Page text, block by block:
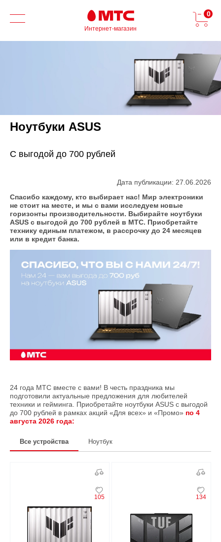
Интернет-магазин
0
Ноутбуки ASUS
С выгодой до 700 рублей
Дата публикации: 27.06.2026
Спасибо каждому, кто выбирает нас! Мир электроники
не стоит на месте, и мы с вами исследуем новые
горизонты производительности. Выбирайте ноутбуки
ASUS с выгодой до 700 рублей в МТС. Приобретайте
технику единым платежом, в рассрочку до 24 месяцев
или в кредит банка.
24 года МТС вместе с вами! В честь праздника мы
подготовили актуальные предложения для любителей
техники и гейминга. Приобретайте ноутбуки ASUS с выгодой
до 700 рублей в рамках акций «Для всех» и «Промо» по 4
августа 2026 года:
Все устройства Ноутбук
105 134